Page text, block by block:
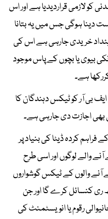
130 فیصد آمدنی کو لازمی قراردیدیا ہے اور اس
دینا ہوگی جس میں یہ بتانا
خریدی جارہی ہے اس کی
رقم انکی بیوی یا بچوں کے پاس موجود
ہے۔
بی آر کو ٹیکس دہندگان کا
بھی اجازت دی جارہی ہے۔
کردہ ڈیٹا کی بنیاد پر
والے لوگوں اور اسی طرح
آنے والوں کے ٹیکس گوشواروں
ری کنسائل کرے گا اور جن
رقوم یا انویسٹمنٹ کی